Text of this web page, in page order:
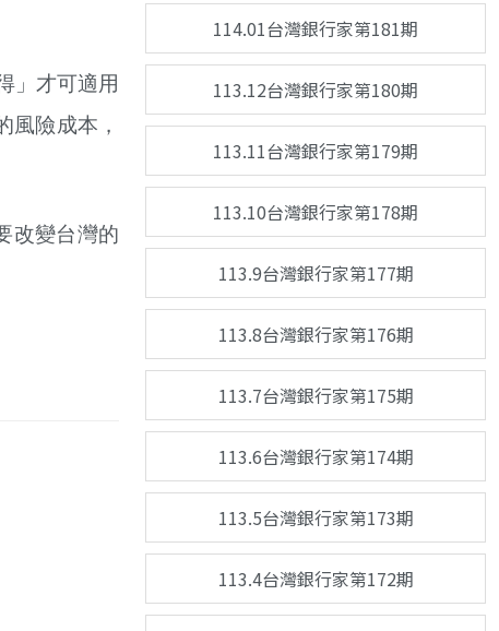
」才可適用
風險成本，
改變台灣的
114.01台灣銀行家第181期
113.12台灣銀行家第180期
113.11台灣銀行家第179期
113.10台灣銀行家第178期
113.9台灣銀行家第177期
113.8台灣銀行家第176期
113.7台灣銀行家第175期
113.6台灣銀行家第174期
113.5台灣銀行家第173期
113.4台灣銀行家第172期